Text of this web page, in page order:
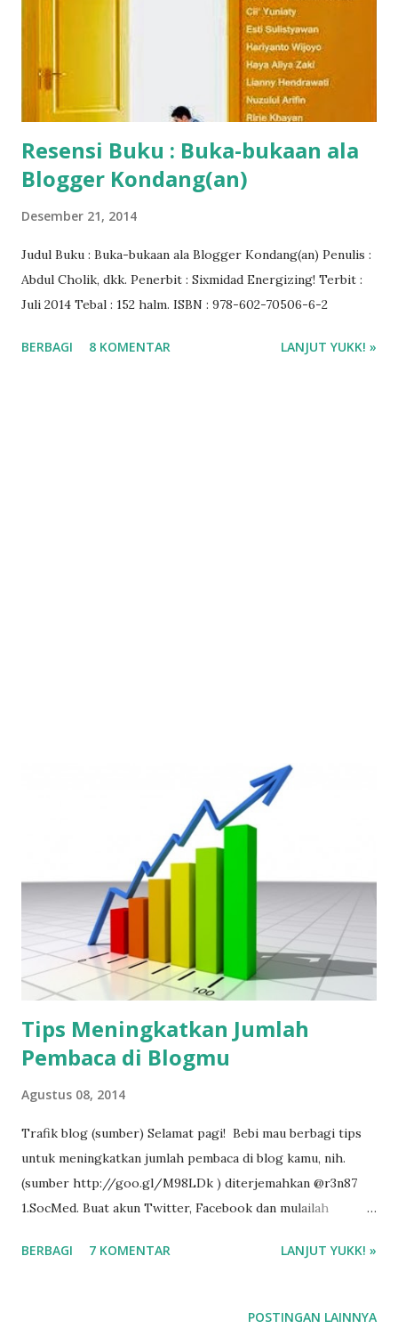
Resensi Buku : Buka-bukaan ala
Blogger Kondang(an)
Desember 21, 2014
Judul Buku : Buka-bukaan ala Blogger Kondang(an) Penulis :
Abdul Cholik, dkk. Penerbit : Sixmidad Energizing! Terbit :
Juli 2014 Tebal : 152 halm. ISBN : 978-602-70506-6-2
BERBAGI 8 KOMENTAR LANJUT YUKK! »
Tips Meningkatkan Jumlah
Pembaca di Blogmu
Agustus 08, 2014
Trafik blog (sumber) Selamat pagi! Bebi mau berbagi tips
untuk meningkatkan jumlah pembaca di blog kamu, nih.
(sumber http://goo.gl/M98LDk ) diterjemahkan @r3n87
1.SocMed. Buat akun Twitter, Facebook dan mulailah
Booklikes dsb untuk berbagi konten blog kamu
BERBAGI 7 KOMENTAR LANJUT YUKK! »
POSTINGAN LAINNYA